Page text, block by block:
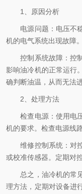
1、原因分析
电源问题：电压不稳
机的电气系统出现故障。
控制系统故障：控制
影响油冷机的正常运行
确判断油温，从而无法
2、处理方法
检查电源：使用电压
机的要求。检查电源线
维修控制系统：对控
或校准传感器。定期对
总之，油冷机的常见
理方法，定期对设备进